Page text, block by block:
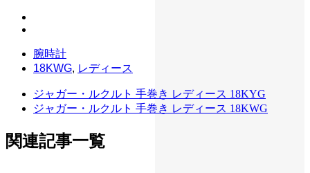
腕時計
18KWG, レディース
ジャガー・ルクルト 手巻き レディース 18KYG
ジャガー・ルクルト 手巻き レディース 18KWG
関連記事一覧